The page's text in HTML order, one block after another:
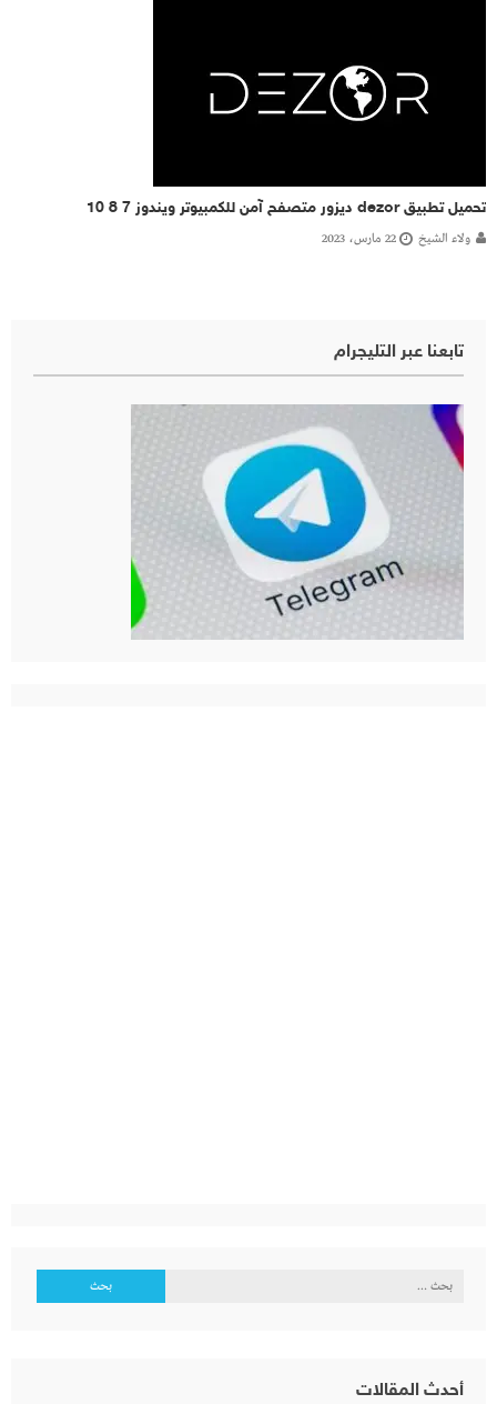
تحميل تطبيق dezor ديزور متصفح آمن للكمبيوتر ويندوز 7 8 10
ولاء الشيخ 22 مارس، 2023
تابعنا عبر التليجرام
البحث
أحدث المقالات